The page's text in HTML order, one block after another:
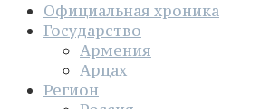
Официальная хроника
Государство
Армения
Арцах
Регион